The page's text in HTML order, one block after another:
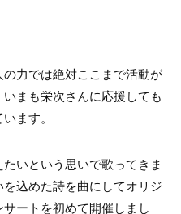
力では絶対ここまで活動が
まも栄次さんに応援しても
ます。
いという思いで歌ってきま
込めた詩を曲にしてオリジ
ートを初めて開催しまし